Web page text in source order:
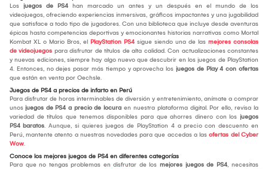
Los juegos de PS4 han marcado un antes y un después en el mundo de los
videojuegos, ofreciendo experiencias inmersivas, gráficos impactantes y una jugabilidad
que satisface a todo tipo de jugadores. Con una biblioteca que incluye desde aventuras
épicas hasta competencias deportivas y emocionantes historias narrativas como Mortal
Kombat XL o Mario Bros, el PlayStation PS4 sigue siendo una de las mejores consolas
de videojuegos para disfrutar de títulos de alta calidad. Con actualizaciones constantes
y nuevas ediciones, siempre hay algo nuevo que descubrir en los juegos de PlayStation
4. Entonces, no dejes pasar más tiempo y aprovecha los juegos de Play 4 con ofertas
que están en venta por Oechsle.
Juegos de PS4 a precios de infarto en Perú
Para disfrutar de horas interminables de diversión y entretenimiento, anímate a comprar
unos juegos de PS4 a precio de locura en nuestra plataforma digital. Por ello, revisa la
variedad de títulos que tenemos disponibles para que ahorres dinero con los juegos
PS4 baratos. Aunque, si quieres juegos de PlayStation 4 a precio con descuento en
Perú, mantente atento a nuestras novedades para que accedas a las ofertas del Cyber
Wow.
Conoce los mejores juegos de PS4 en diferentes categorías
Para que no tengas problemas en disfrutar de los mejores juegos de PS4, necesitas